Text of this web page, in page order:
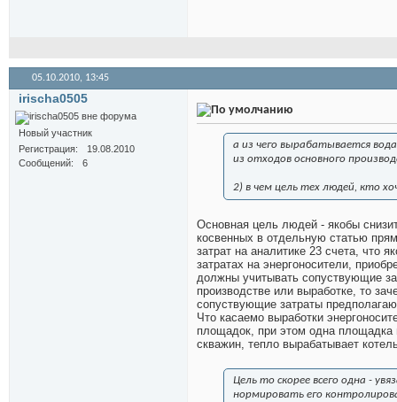
05.10.2010, 13:45
irischa0505
Новый участник
Регистрация
19.08.2010
Сообщений
6
а из чего вырабатывается
из отходов основного
2) в чем цель тех людей, кто
Основная цель людей - якобы
косвенных в отдельную статью
затрат на аналитике 23 счета, что
затратах на энергоносители,
должны учитывать сопуствующие
производстве или выработке, то
сопуствующие затраты
Что касаемо выработки
площадок, при этом одна площадка
скважин, тепло вырабатывает
Цель то скорее всего одна -
нормировать его